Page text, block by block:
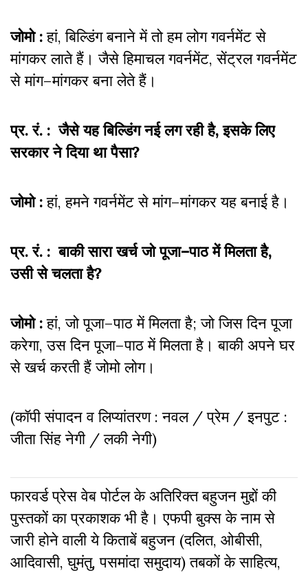
जोमो :हां, बिल्डिंग बनाने में तो हम लोग गवर्नमेंट से
मांगकर लाते हैं। जैसे हिमाचल गवर्नमेंट, सेंट्रल गवर्नमेंट
से मांग–मांगकर बना लेते हैं।
प्र. रं. : जैसे यह बिल्डिंग नई लग रही है, इसके लिए
सरकार ने दिया था पैसा?
जोमो :हां, हमने गवर्नमेंट से मांग–मांगकर यह बनाई है।
प्र. रं. : बाकी सारा खर्च जो पूजा–पाठ में मिलता है,
उसी से चलता है?
जोमो :हां, जो पूजा–पाठ में मिलता है; जो जिस दिन पूजा
करेगा, उस दिन पूजा–पाठ में मिलता है। बाकी अपने घर
से खर्च करती हैं जोमो लोग।
(कॉपी संपादन व लिप्यांतरण : नवल / प्रेम / इनपुट :
जीता सिंह नेगी / लकी नेगी)
फारवर्ड प्रेस वेब पोर्टल के अतिरिक्‍त बहुजन मुद्दों की
पुस्‍तकों का प्रकाशक भी है। एफपी बुक्‍स के नाम से
जारी होने वाली ये किताबें बहुजन (दलित, ओबीसी,
आदिवासी, घुमंतु, पसमांदा समुदाय) तबकों के साहित्‍य,